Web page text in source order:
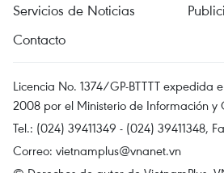
Servicios de Noticias
Contacto
Licencia No. 1374/GP-BTTTT expedida
2008 por el Ministerio de Información y
Tel.: (024) 39411349 - (024) 39411348,
Correo: vietnamplus@vnanet.vn